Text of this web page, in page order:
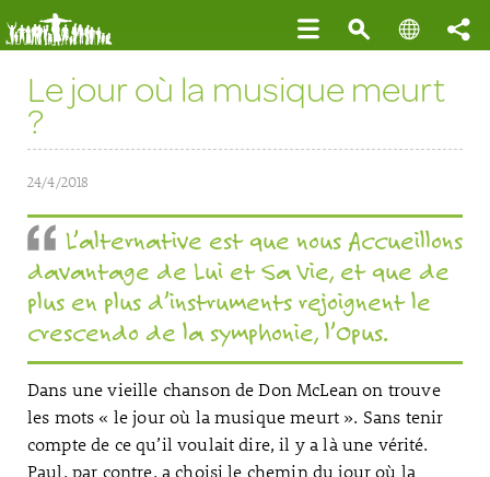
Le jour où la musique meurt
?
24/4/2018
L’alternative est que nous Accueillons
davantage de Lui et Sa Vie, et que de
plus en plus d’instruments rejoignent le
crescendo de la symphonie, l’Opus.
Dans une vieille chanson de Don McLean on trouve
les mots « le jour où la musique meurt ». Sans tenir
compte de ce qu’il voulait dire, il y a là une vérité.
Paul, par contre, a choisi le chemin du jour où la